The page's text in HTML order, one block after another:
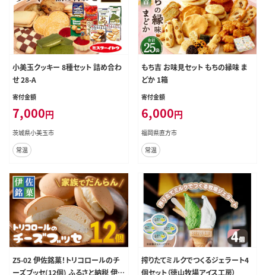
小美玉クッキー 8種セット 詰め合わ
せ 28-A
寄付金額
7,000円
茨城県小美玉市
常温
もち吉 お味見セット もちの縁味 ま
どか 1箱
寄付金額
6,000円
福岡県直方市
常温
Z5-02 伊佐銘菓！トリコロールのチ
ーズブッセ(12個) ふるさと納税 伊
搾りたてミルクでつくるジェラート4
個セット（徳山牧場アイス工房）